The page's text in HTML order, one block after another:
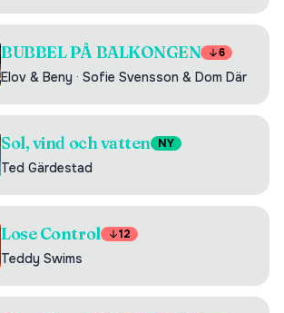
BUBBEL PÅ BALKONGEN 6
Elov & Beny · Sofie Svensson & Dom Där
Sol, vind och vatten NY
Ted Gärdestad
Lose Control 12
Teddy Swims